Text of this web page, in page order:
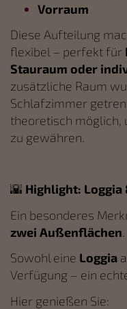
Vorraum
Diese Aufteilung
flexibel – perfekt für
Stauraum oder
zusätzliche Raum
Schlafzimmer
theoretisch
zu gewähren.
🌇 Highlight: Loggia
Ein besonderes
zwei Außenflächen.
Sowohl eine Loggia
Verfügung – ein
Hier genießen Sie: